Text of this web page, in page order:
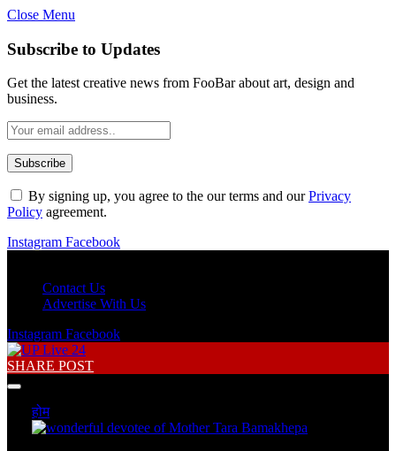
Close Menu
Subscribe to Updates
Get the latest creative news from FooBar about art, design and
business.
By signing up, you agree to the our terms and ourPrivacy
Policy agreement.
Instagram Facebook
Contact Us
Advertise With Us
Instagram Facebook
SHARE POST
होम